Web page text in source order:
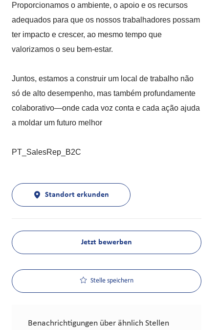
Proporcionamos o ambiente, o apoio e os recursos
adequados para que os nossos trabalhadores possam
ter impacto e crescer, ao mesmo tempo que
valorizamos o seu bem-estar.
Juntos, estamos a construir um local de trabalho não
só de alto desempenho, mas também profundamente
colaborativo—onde cada voz conta e cada ação ajuda
a moldar um futuro melhor
PT_SalesRep_B2C
Standort erkunden
Jetzt bewerben
Stelle speichern
Benachrichtigungen über ähnlich Stellen